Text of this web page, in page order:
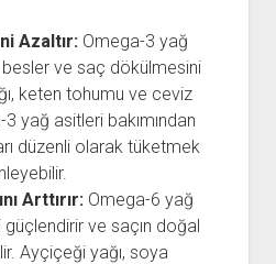
Azaltır: Omega-3 yağ
ve saç dökülmesini
keten tohumu ve ceviz
yağ asitleri bakımından
düzenli olarak tüketmek
Arttırır: Omega-6 yağ
ve saçın doğal
Ayçiçeği yağı, soya